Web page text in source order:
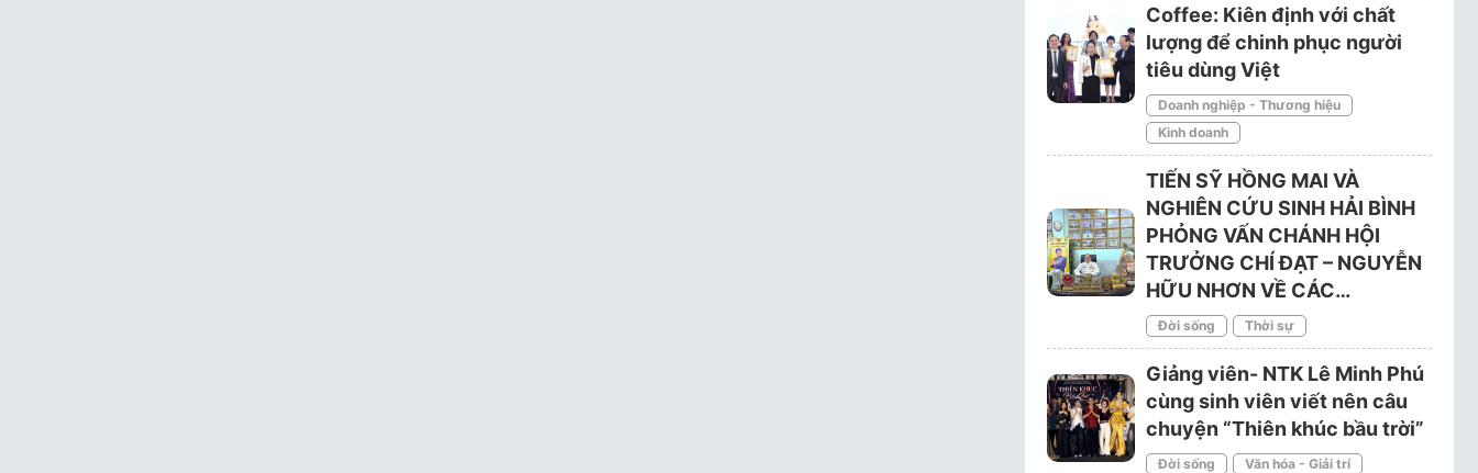
Coffee: Kiên định với chất
lượng để chinh phục người
tiêu dùng Việt
Doanh nghiệp - Thương hiệu
Kinh doanh
TIẾN SỸ HỒNG MAI VÀ
NGHIÊN CỨU SINH HẢI BÌNH
PHỎNG VẤN CHÁNH HỘI
TRƯỞNG CHÍ ĐẠT – NGUYỄN
HỮU NHƠN VỀ CÁC…
Đời sống Thời sự
Giảng viên- NTK Lê Minh Phú
cùng sinh viên viết nên câu
chuyện “Thiên khúc bầu trời”
Đời sống Văn hóa - Giải trí